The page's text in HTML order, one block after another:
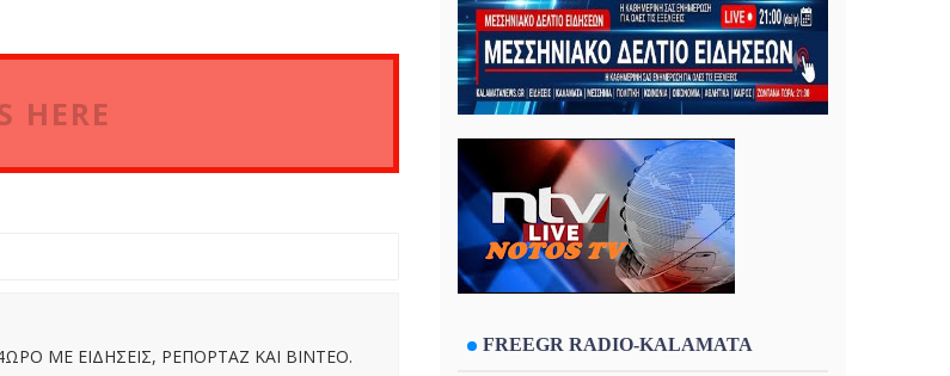
HERE
ΜΕ ΕΙΔΗΣΕΙΣ, ΡΕΠΟΡΤΑΖ ΚΑΙ ΒΙΝΤΕΟ.
FREEGR RADIO-KALAMATA